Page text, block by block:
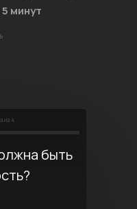
5 минут
из 4
быть